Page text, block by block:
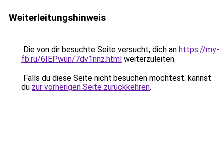
Weiterleitungshinweis
Die von dir besuchte Seite versucht, dich an https://my-
fb.ru/6IEPwun/7dv1nnz.html weiterzuleiten.
Falls du diese Seite nicht besuchen möchtest, kannst
du zur vorherigen Seite zurückkehren.